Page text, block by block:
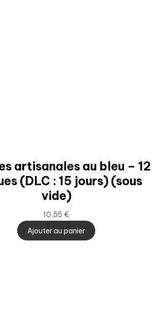
artisanales au bleu – 12
(DLC : 15 jours) (sous
vide)
10,55 €
Ajouter au panier